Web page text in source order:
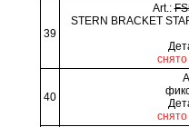
39
Art.:
STERN BRACKET
снято
40
снято